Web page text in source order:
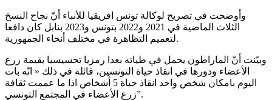
وأوضحت في تصريح لوكالة تونس افريقيا للأنباء أنّ نجاح النسخ
الثلاث الماضية في 2021 و2022 بتونس و2023 بنابل كان دافعا
لتعميم التظاهرة في مختلف أنحاء الجمهورية.
وبيّنت أنّ الماراطون يحمل في طياته بعدا رمزيا تحسيسيا بقيمة زرع
الأعضاء ودورها في انقاذ حياة التونسين، قائلة في ذلك « انّه بات
اليوم بامكان شخص واحد انقاذ حياة 5 أشخاص اذا ما عممت ثقافة
زرع الأعضاء في المجتمع التونسي”.